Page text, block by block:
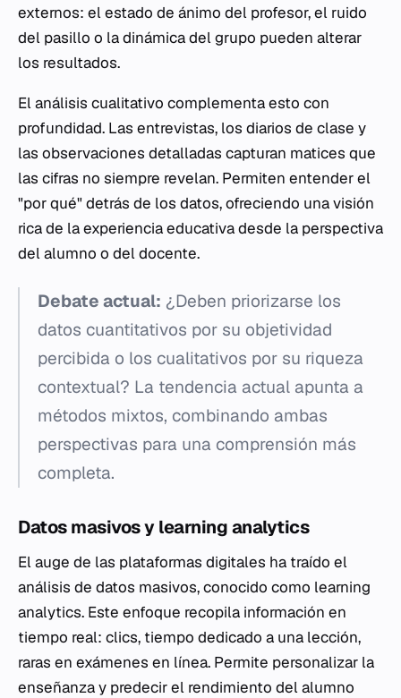
externos: el estado de ánimo del profesor, el ruido
del pasillo o la dinámica del grupo pueden alterar
los resultados.
El análisis cualitativo complementa esto con
profundidad. Las entrevistas, los diarios de clase y
las observaciones detalladas capturan matices que
las cifras no siempre revelan. Permiten entender el
"por qué" detrás de los datos, ofreciendo una visión
rica de la experiencia educativa desde la perspectiva
del alumno o del docente.
Debate actual: ¿Deben priorizarse los
datos cuantitativos por su objetividad
percibida o los cualitativos por su riqueza
contextual? La tendencia actual apunta a
métodos mixtos, combinando ambas
perspectivas para una comprensión más
completa.
Datos masivos y learning analytics
El auge de las plataformas digitales ha traído el
análisis de datos masivos, conocido como learning
analytics. Este enfoque recopila información en
tiempo real: clics, tiempo dedicado a una lección,
raras en exámenes en línea. Permite personalizar la
enseñanza y predecir el rendimiento del alumno